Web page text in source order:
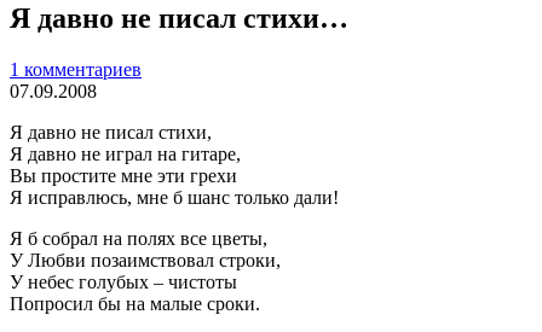
Я давно не писал стихи…
1 комментариев
07.09.2008
Я давно не писал стихи,
Я давно не играл на гитаре,
Вы простите мне эти грехи
Я исправлюсь, мне б шанс только дали!
Я б собрал на полях все цветы,
У Любви позаимствовал строки,
У небес голубых – чистоты
Попросил бы на малые сроки.